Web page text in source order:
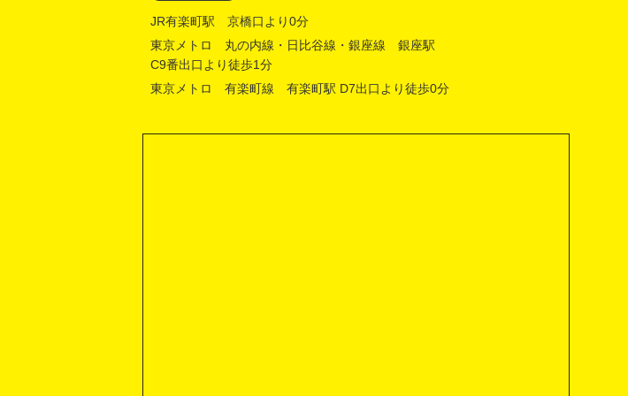
JR有楽町駅 京橋口より0分
東京メトロ 丸の内線・日比谷線・銀座線 銀座駅
C9番出口より徒歩1分
東京メトロ 有楽町線 有楽町駅 D7出口より徒歩0分